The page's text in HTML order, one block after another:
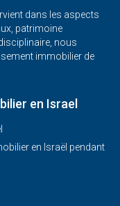
dans les aspects
patrimoine
nous
immobilier de
en Israel
en Israël pendant